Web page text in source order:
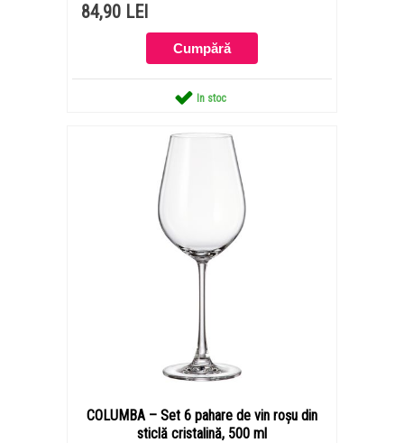
84,90 LEI
In stoc
COLUMBA – Set 6 pahare de vin roșu din
sticlă cristalină, 500 ml